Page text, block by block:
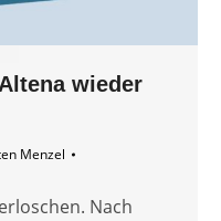
wieder
Menzel
Nach